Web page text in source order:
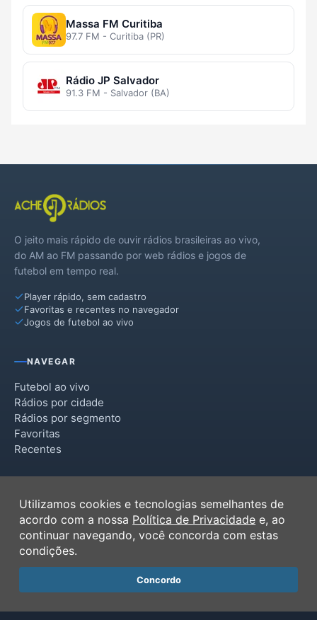
Massa FM Curitiba
97.7 FM - Curitiba (PR)
Rádio JP Salvador
91.3 FM - Salvador (BA)
O jeito mais rápido de ouvir rádios brasileiras ao vivo,
do AM ao FM passando por web rádios e jogos de
futebol em tempo real.
Player rápido, sem cadastro
Favoritas e recentes no navegador
Jogos de futebol ao vivo
NAVEGAR
Futebol ao vivo
Rádios por cidade
Rádios por segmento
Favoritas
Recentes
Termos de Uso
Política de Privacidade
Ferramentas
Contato
Utilizamos cookies e tecnologias semelhantes de
acordo com a nossa Política de Privacidade e, ao
continuar navegando, você concorda com estas
condições.
Concordo